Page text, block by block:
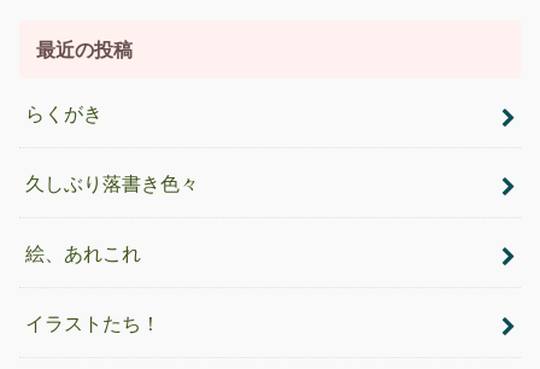
最近の投稿
らくがき
久しぶり落書き色々
絵、あれこれ
イラストたち！